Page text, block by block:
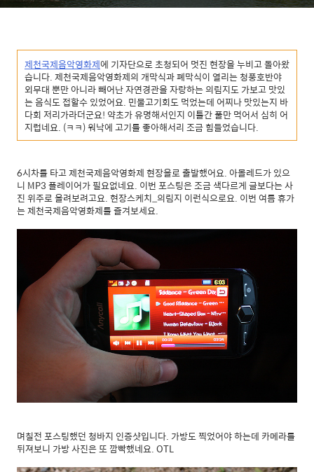
제천국제음악영화제에 기자단으로 초청되어 멋진 현장을 누비고 돌아왔
습니다. 제천국제음악영화제의 개막식과 폐막식이 열리는 청풍호반야
외무대 뿐만 아니라 빼어난 자연경관을 자랑하는 의림지도 가보고 맛있
는 음식도 접할수 있었어요. 민물고기회도 먹었는데 어찌나 맛있는지 바
다회 저리가라더군요! 약초가 유명해서인지 이틀간 풀만 먹어서 심히 어
지럽네요. (ㅋㅋ) 워낙에 고기를 좋아해서리 조금 힘들었습니다.
6시차를 타고 제천국제음악영화제 현장을로 출발했어요. 아몰레드가 있으
니 MP3 플레이어가 필요없네요. 이번 포스팅은 조금 색다르게 글보다는 사
진 위주로 올려보려고요. 현장스케치_의림지 이런식으로요. 이번 여름 휴가
는 제천국제음악영화제를 즐겨보세요.
며칠전 포스팅했던 청바지 인증샷입니다. 가방도 찍었어야 하는데 카메라를
뒤져보니 가방 사진은 또 깜빡했네요. OTL